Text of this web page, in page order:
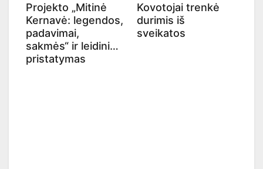
Projekto „Mitinė
Kernavė: legendos,
padavimai,
sakmės“ ir leidinio
pristatymas
Kovotojai trenkė
durimis iš
sveikatos